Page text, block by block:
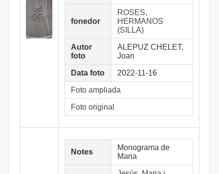
fonedor
ROSES,
HERMANOS
(SILLA)
Autor
foto
ALEPUZ CHELET,
Joan
Data foto 2022-11-16
Foto ampliada
Foto original
Notes
Monograma de
Maria